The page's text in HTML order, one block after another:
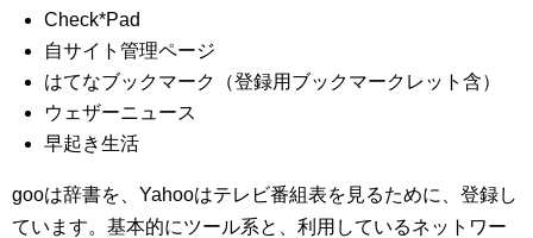
Check*Pad
自サイト管理ページ
はてなブックマーク（登録用ブックマークレット含）
ウェザーニュース
早起き生活
gooは辞書を、Yahooはテレビ番組表を見るために、登録し
ています。基本的にツール系と、利用しているネットワー